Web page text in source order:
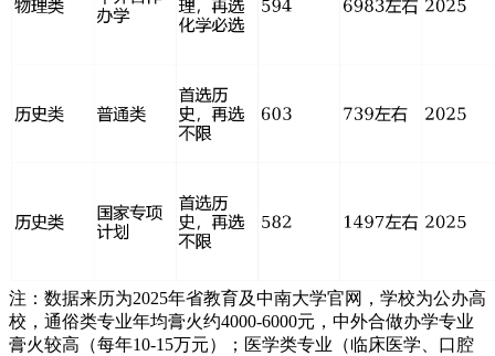
注：数据来历为2025年省教育及中南大学官网，学校为公办高
校，通俗类专业年均膏火约4000-6000元，中外合做办学专业
膏火较高（每年10-15万元）；医学类专业（临床医学、口腔